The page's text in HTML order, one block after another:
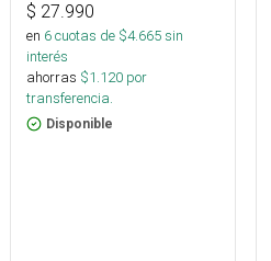
$ 27.990
en 6cuotas de $4.665sin
interés
ahorras $1.120 por
transferencia.
Disponible